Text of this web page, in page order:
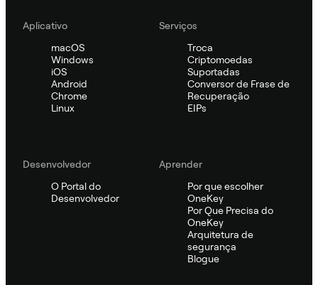
Aplicativo
macOS
Windows
iOS
Android
Chrome
Linux
Serviços
Troca
Criptomoedas
Suportadas
Conversor de Frase de
Recuperação
EIPs
Desenvolvedor
O Portal do
Desenvolvedor
Aprender
Por que escolher
OneKey
Por Que Precisa do
OneKey
Arquitetura de
segurança
Blogue